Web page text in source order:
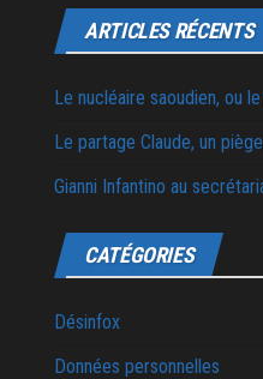
ARTICLES RÉCENTS
Le nucléaire saoudien, ou
Le partage Claude, un
Gianni Infantino au
CATÉGORIES
Désinfox
Données personnelles